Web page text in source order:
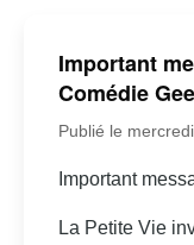
Important
Comédie
Publié le
Important
La Petite Vie